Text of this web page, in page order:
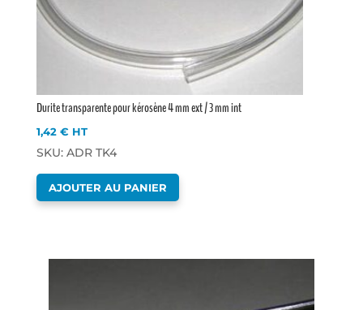
Durite transparente pour kérosène 4 mm ext / 3 mm int
1,42€ HT
SKU: ADR TK4
AJOUTER AU PANIER